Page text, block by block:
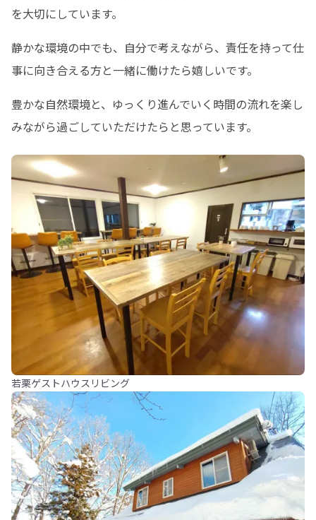
を大切にしています。
静かな環境の中でも、自分で考えながら、責任を持って仕
事に向き合える方と一緒に働けたら嬉しいです。
豊かな自然環境と、ゆっくり進んでいく時間の流れを楽し
みながら過ごしていただけたらと思っています。
若栗ゲストハウスリビング